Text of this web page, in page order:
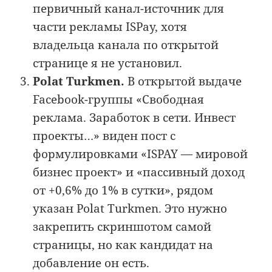
первичный канал-источник для
части рекламы ISPay, хотя
владельца канала по открытой
странице я не установил.
Polat Turkmen. В открытой выдаче
Facebook-группы «Свободная
реклама. Заработок в сети. Инвест
проекты…» виден пост с
формулировками «ISPAY — мировой
бизнес проект» и «пассивный доход
от +0,6% до 1% в сутки», рядом
указан Polat Turkmen. Это нужно
закрепить скриншотом самой
страницы, но как кандидат на
добавление он есть.